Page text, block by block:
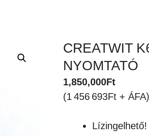
CREATWIT
NYOMTATÓ
1,850,000Ft
(1 456 693Ft + ÁFA)